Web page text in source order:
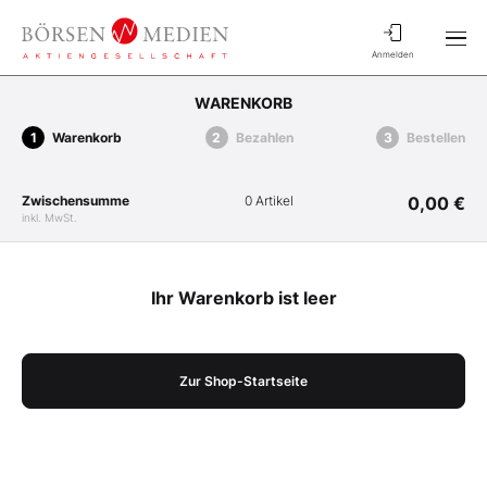
Anmelden
WARENKORB
Warenkorb Bezahlen Bestellen
Zwischensumme
inkl. MwSt.
0 Artikel 0,00 €
Ihr Warenkorb ist leer
Zur Shop-Startseite